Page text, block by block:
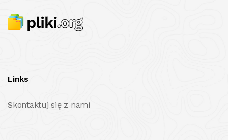
Links
Skontaktuj się z nami